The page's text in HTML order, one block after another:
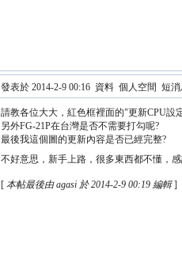
發表於 2014-2-9 00:16 資料 個人空間 短消
請教各位大大，紅色框裡面的"更新CPU設
另外FG-21P在台灣是否不需要打勾呢?
最後我這個圖的更新內容是否已經完整?
不好意思，新手上路，很多東西都不懂，
[本帖最後由 agasi 於 2014-2-9 00:19 編輯]